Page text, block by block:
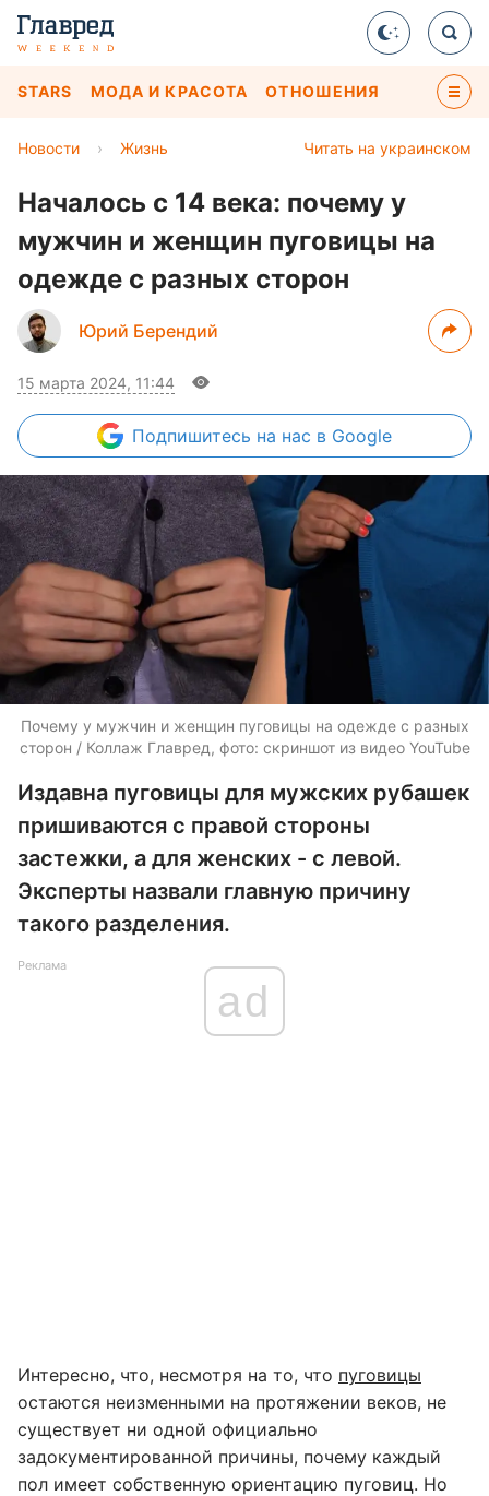
STARS МОДА И КРАСОТА ОТНОШЕНИЯ
Читать на украинском
Новости › Жизнь
Началось с 14 века: почему у
мужчин и женщин пуговицы на
одежде с разных сторон
Юрий Берендий
15 марта 2024, 11:44
Подпишитесь на нас в Google
Почему у мужчин и женщин пуговицы на одежде с разных
сторон / Коллаж Главред, фото: скриншот из видео YouTube
Издавна пуговицы для мужских рубашек
пришиваются с правой стороны
застежки, а для женских - с левой.
Эксперты назвали главную причину
такого разделения.
Реклама
ad
Интересно, что, несмотря на то, что пуговицы
остаются неизменными на протяжении веков, не
существует ни одной официально
задокументированной причины, почему каждый
пол имеет собственную ориентацию пуговиц. Но